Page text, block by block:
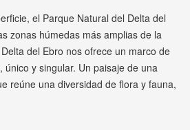
el Parque Natural del Delta del
zonas húmedas más amplias de la
del Ebro nos ofrece un marco de
único y singular. Un paisaje de una
reúne una diversidad de flora y fauna,